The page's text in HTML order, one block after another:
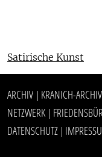
Satirische Kunst
ARCHIV | KRANICH-ARCHIV
NETZWERK |
DATENSCHUTZ |